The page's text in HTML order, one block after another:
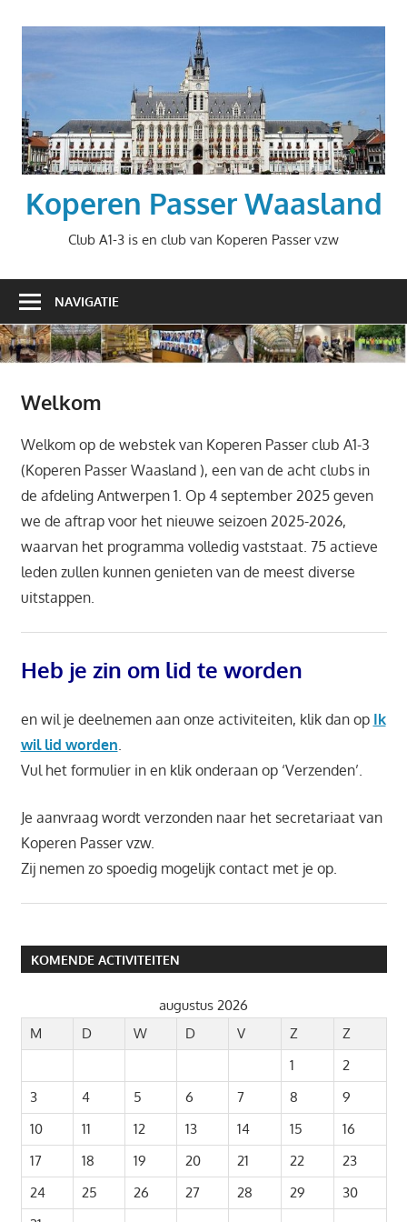
inhoud
Koperen Passer Waasland
Club A1-3 is en club van Koperen Passer vzw
NAVIGATIE
Welkom
Welkom op de webstek van Koperen Passer club A1-3
(Koperen Passer Waasland ), een van de acht clubs in
de afdeling Antwerpen 1. Op 4 september 2025 geven
we de aftrap voor het nieuwe seizoen 2025-2026,
waarvan het programma volledig vaststaat. 75 actieve
leden zullen kunnen genieten van de meest diverse
uitstappen.
Heb je zin om lid te worden
en wil je deelnemen aan onze activiteiten, klik dan op Ik
wil lid worden
Vul het formulier in en klik onderaan op ‘Verzenden’.
Je aanvraag wordt verzonden naar het secretariaat van
Koperen Passer vzw.
Zij nemen zo spoedig mogelijk contact met je op.
KOMENDE ACTIVITEITEN
augustus 2026
M
D W D V Z
Z
1
2
3
4 5 6 7 8
9
10
11 12 13 14 15
16
17
18 19 20 21 22
23
24
25 26 27 28 29
30